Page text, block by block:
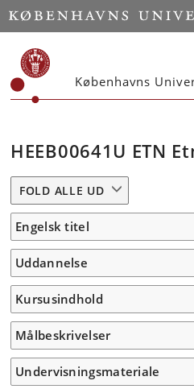
Københavns
HEEB00641U ETN
FOLD ALLE UD
Engelsk titel
Uddannelse
Kursusindhold
Målbeskrivelser
Undervisningsmateriale